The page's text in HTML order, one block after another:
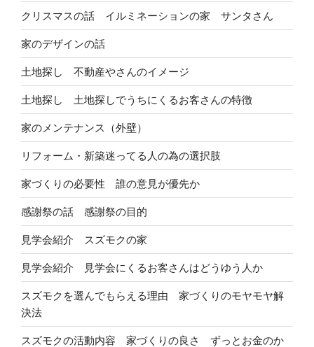
クリスマスの話 イルミネーションの家 サンタさん
家のデザインの話
土地探し 不動産やさんのイメージ
土地探し 土地探しでうちにくるお客さんの特徴
家のメンテナンス（外壁）
リフォーム・新築迷ってる人の為の選択肢
家づくりの必要性 誰の意見が優先か
感謝祭の話 感謝祭の目的
見学会紹介 スズモクの家
見学会紹介 見学会にくるお客さんはどうゆう人か
スズモクを選んでもらえる理由 家づくりのモヤモヤ解
決法
スズモクの活動内容 家づくりの良さ ずっとお金のか